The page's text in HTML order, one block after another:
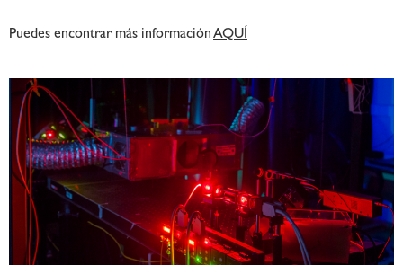
Puedes encontrar más informaciónAQUÍ